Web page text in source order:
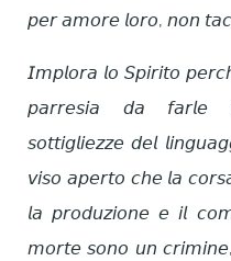
𝘱𝘦𝘳 𝘢𝘮𝘰𝘳𝘦 𝘭𝘰𝘳𝘰, 𝘯𝘰𝘯
𝘐𝘮𝘱𝘭𝘰𝘳𝘢 𝘭𝘰 𝘚𝘱𝘪𝘳𝘪𝘵𝘰
𝘱𝘢𝘳𝘳𝘦𝘴𝘪𝘢 𝘥𝘢 𝘧𝘢𝘳𝘭𝘦
𝘴𝘰𝘵𝘵𝘪𝘨𝘭𝘪𝘦𝘻𝘻𝘦 𝘥𝘦𝘭
𝘷𝘪𝘴𝘰 𝘢𝘱𝘦𝘳𝘵𝘰 𝘤𝘩𝘦 𝘭𝘢
𝘭𝘢 𝘱𝘳𝘰𝘥𝘶𝘻𝘪𝘰𝘯𝘦 𝘦 𝘪𝘭
𝘮𝘰𝘳𝘵𝘦 𝘴𝘰𝘯𝘰 𝘶𝘯 𝘤𝘳𝘪𝘮𝘪𝘯𝘦,